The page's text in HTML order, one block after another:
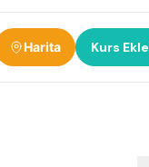
Harita Kurs Ekle